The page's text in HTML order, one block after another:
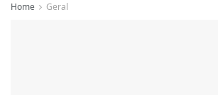
Home Geral